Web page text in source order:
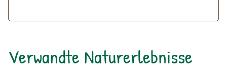
Verwandte Naturerlebnisse